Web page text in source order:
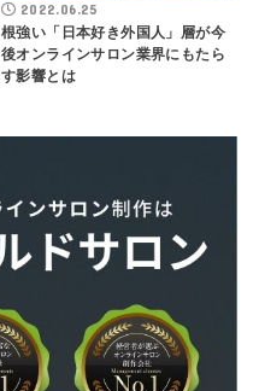
2022.06.25
根強い「日本好き外国人」層が今
後オンラインサロン業界にもたら
す影響とは